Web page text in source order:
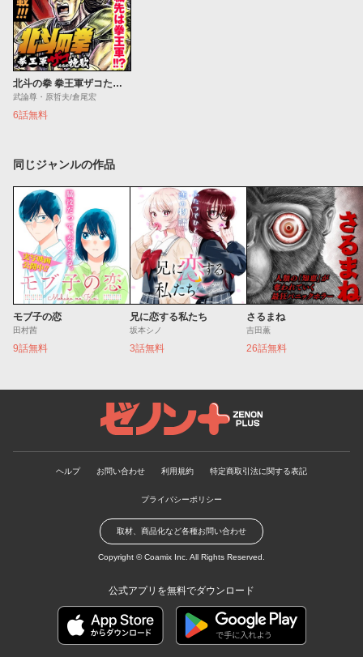
北斗の拳 拳王軍ザコたちの挽歌
武論尊・原哲夫/倉尾宏
6話無料
同じジャンルの作品
モブ子の恋
田村茜
9話無料
兄に恋する私たち
坂本シノ
3話無料
さるまね
吉田薫
26話無料
ゼノンプラス
ヘルプ お問い合わせ 利用規約 特定商取引法に関する表記
プライバシーポリシー
取材、商品化など各種お問い合わせ
Copyright ©Coamix Inc. All Rights Reserved.
公式アプリを無料でダウンロード